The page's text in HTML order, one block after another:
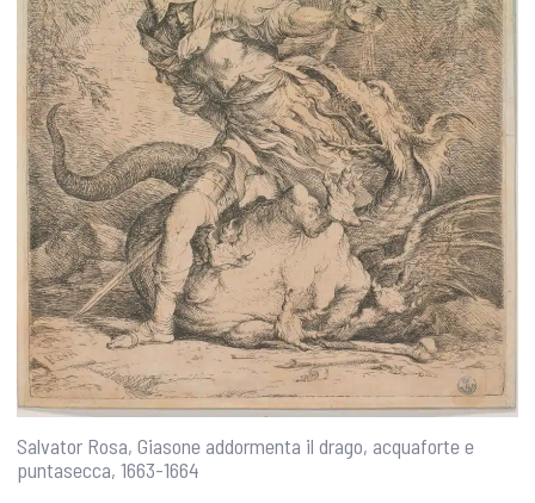
Salvator Rosa, Giasone addormenta il drago, acquaforte e
puntasecca, 1663-1664